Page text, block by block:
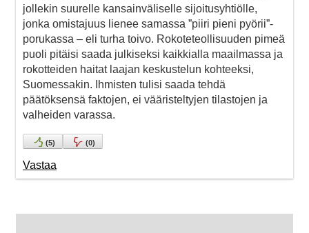
jollekin suurelle kansainväliselle sijoitusyhtiölle,
jonka omistajuus lienee samassa ”piiri pieni pyörii”-
porukassa – eli turha toivo. Rokoteteollisuuden pimeä
puoli pitäisi saada julkiseksi kaikkialla maailmassa ja
rokotteiden haitat laajan keskustelun kohteeksi,
Suomessakin. Ihmisten tulisi saada tehdä
päätöksensä faktojen, ei vääristeltyjen tilastojen ja
valheiden varassa.
(5) (0)
Vastaa